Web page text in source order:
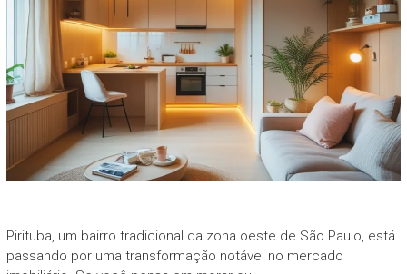
Pirituba, um bairro tradicional da zona oeste de São Paulo, está
passando por uma transformação notável no mercado